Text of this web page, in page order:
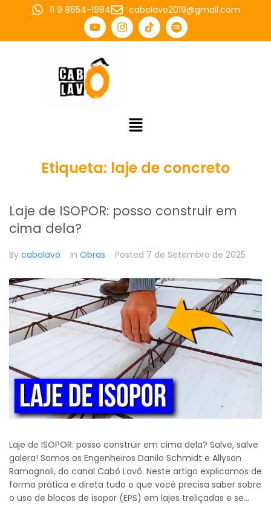
11 9 8654-1984 cabolavo2019@gmail.com
Etiqueta: laje de concreto
Laje de ISOPOR: posso construir em
cima dela?
By cabolavo In Obras Posted 7 de Setembro de 2025
Laje de ISOPOR: posso construir em cima dela? Salve, salve
galera! Somos os Engenheiros Danilo Schmidt e Allyson
Ramagnoli, do canal Cabô Lavô. Neste artigo explicamos de
forma prática e direta tudo o que você precisa saber sobre
o uso de blocos de isopor (EPS) em lajes treliçadas e se...